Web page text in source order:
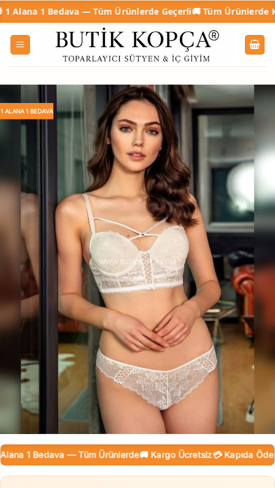
İçeriğe
atla
Bedava — Tüm Ürünlerde Geçerli🚚 Tüm Ürünlerde Kargo
1 ALANA 1 BEDAVA
1 Bedava — Tüm Ürünlerde🚚 Kargo Ücretsiz💳 Kapıda Ödeme